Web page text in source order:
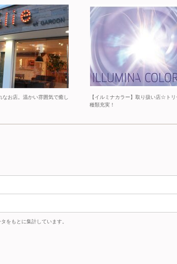
お店。温かい雰囲気で癒し
【イルミナカラー】取り扱い店☆ト
種類充実！
をもとに集計しています。